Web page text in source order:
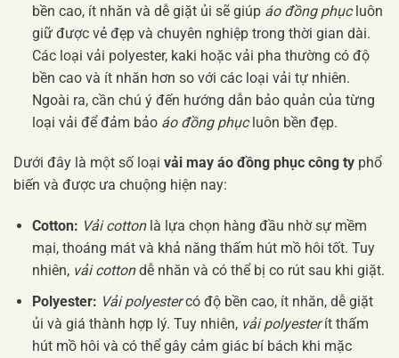
bền cao, ít nhăn và dễ giặt ủi sẽ giúp áo đồng phụcluôn
giữ được vẻ đẹp và chuyên nghiệp trong thời gian dài.
Các loại vải polyester, kaki hoặc vải pha thường có độ
bền cao và ít nhăn hơn so với các loại vải tự nhiên.
Ngoài ra, cần chú ý đến hướng dẫn bảo quản của từng
loại vải để đảm bảo áo đồng phụcluôn bền đẹp.
Dưới đây là một số loại vải may áo đồng phục công ty phổ
biến và được ưa chuộng hiện nay:
Cotton: Vải cottonlà lựa chọn hàng đầu nhờ sự mềm
mại, thoáng mát và khả năng thấm hút mồ hôi tốt. Tuy
nhiên, vải cottondễ nhăn và có thể bị co rút sau khi giặt.
Polyester: Vải polyestercó độ bền cao, ít nhăn, dễ giặt
ủi và giá thành hợp lý. Tuy nhiên, vải polyesterít thấm
hút mồ hôi và có thể gây cảm giác bí bách khi mặc